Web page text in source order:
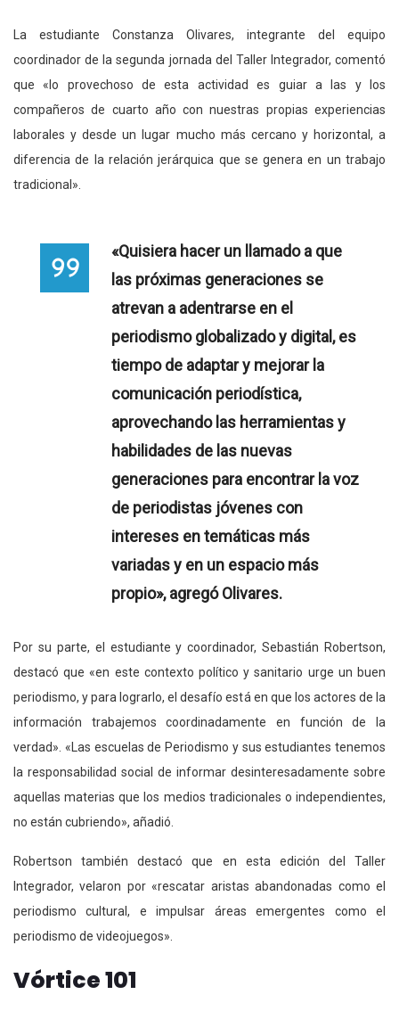
La estudiante Constanza Olivares, integrante del equipo
coordinador de la segunda jornada del Taller Integrador, comentó
que «lo provechoso de esta actividad es guiar a las y los
compañeros de cuarto año con nuestras propias experiencias
laborales y desde un lugar mucho más cercano y horizontal, a
diferencia de la relación jerárquica que se genera en un trabajo
tradicional».
«Quisiera hacer un llamado a que
las próximas generaciones se
atrevan a adentrarse en el
periodismo globalizado y digital, es
tiempo de adaptar y mejorar la
comunicación periodística,
aprovechando las herramientas y
habilidades de las nuevas
generaciones para encontrar la voz
de periodistas jóvenes con
intereses en temáticas más
variadas y en un espacio más
propio», agregó Olivares.
Por su parte, el estudiante y coordinador, Sebastián Robertson,
destacó que «en este contexto político y sanitario urge un buen
periodismo, y para lograrlo, el desafío está en que los actores de la
información trabajemos coordinadamente en función de la
verdad». «Las escuelas de Periodismo y sus estudiantes tenemos
la responsabilidad social de informar desinteresadamente sobre
aquellas materias que los medios tradicionales o independientes,
no están cubriendo», añadió.
Robertson también destacó que en esta edición del Taller
Integrador, velaron por «rescatar aristas abandonadas como el
periodismo cultural, e impulsar áreas emergentes como el
periodismo de videojuegos».
Vórtice 101